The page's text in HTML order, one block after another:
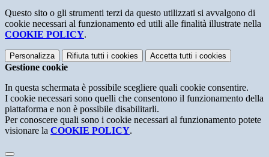
Questo sito o gli strumenti terzi da questo utilizzati si avvalgono di
cookie necessari al funzionamento ed utili alle finalità illustrate nella
COOKIE POLICY.
Personalizza Rifiuta tutti i cookies Accetta tutti i cookies
Gestione cookie
In questa schermata è possibile scegliere quali cookie consentire.
I cookie necessari sono quelli che consentono il funzionamento della
piattaforma e non è possibile disabilitarli.
Per conoscere quali sono i cookie necessari al funzionamento potete
visionare la COOKIE POLICY.